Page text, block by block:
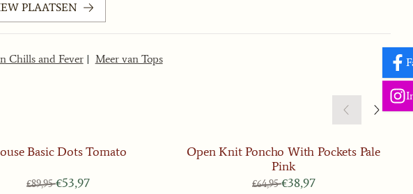
PLAATSEN
Chills and Fever| Meer van Tops
Basic Dots Tomato
Van 89,95 voor 53,97
€89,95€53,97
Open Knit Poncho With Pockets Pale
Pink
Van 64,95 voor 38,97
€64,95€38,97